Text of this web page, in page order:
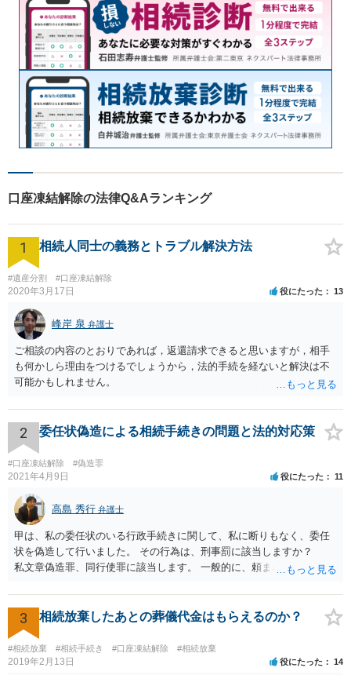
口座凍結解除の法律Q&Aランキング
1 相続人同士の義務とトラブル解決方法
#遺産分割 #口座凍結解除
2020年3月17日 役にたった 13
峰岸 泉 弁護士
ご相談の内容のとおりであれば，返還請求できると思いますが，相手
も何かしら理由をつけるでしょうから，法的手続を経ないと解決は不
可能かもしれません。
2 委任状偽造による相続手続きの問題と法的対応策
#口座凍結解除 #偽造罪
2021年4月9日 役にたった 11
高島 秀行 弁護士
甲は、私の委任状のいる行政手続きに関して、私に断りもなく、委任
状を偽造して行いました。 その行為は、刑事罰に該当しますか？
私文章偽造罪、同行使罪に該当します。 一般的に、頼まれた（委任さ
か？ 委任状を偽造して使用することはまでは依頼の範囲ではない
ので できないと思います。
3 相続放棄したあとの葬儀代金はもらえるのか？
#相続放棄 #相続手続き #口座凍結解除 #相続放棄
2019年2月13日 役にたった 14